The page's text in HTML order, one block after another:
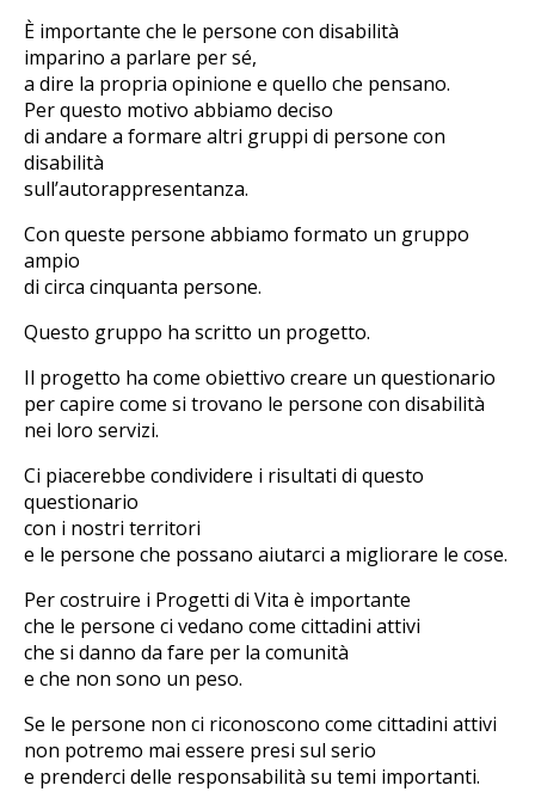
È importante che le persone con disabilità
imparino a parlare per sé,
a dire la propria opinione e quello che pensano.
Per questo motivo abbiamo deciso
di andare a formare altri gruppi di persone con
disabilità
sull’autorappresentanza.
Con queste persone abbiamo formato un gruppo
ampio
di circa cinquanta persone.
Questo gruppo ha scritto un progetto.
Il progetto ha come obiettivo creare un questionario
per capire come si trovano le persone con disabilità
nei loro servizi.
Ci piacerebbe condividere i risultati di questo
questionario
con i nostri territori
e le persone che possano aiutarci a migliorare le cose.
Per costruire i Progetti di Vita è importante
che le persone ci vedano come cittadini attivi
che si danno da fare per la comunità
e che non sono un peso.
Se le persone non ci riconoscono come cittadini attivi
non potremo mai essere presi sul serio
e prenderci delle responsabilità su temi importanti.